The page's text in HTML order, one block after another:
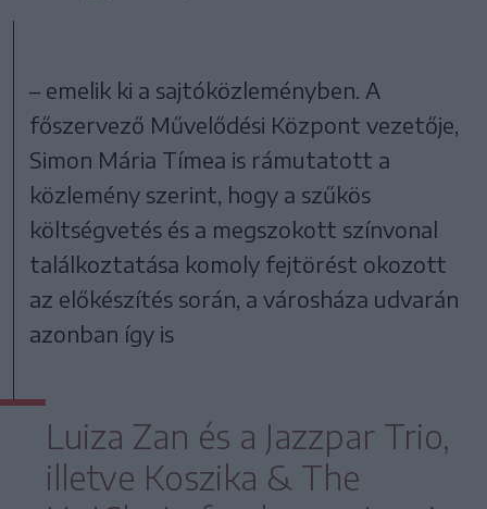
– emelik ki a sajtóközleményben. A
főszervező Művelődési Központ vezetője,
Simon Mária Tímea is rámutatott a
közlemény szerint, hogy a szűkös
költségvetés és a megszokott színvonal
találkoztatása komoly fejtörést okozott
az előkészítés során, a városháza udvarán
azonban így is
Luiza Zan és a Jazzpar Trio,
illetve Koszika & The